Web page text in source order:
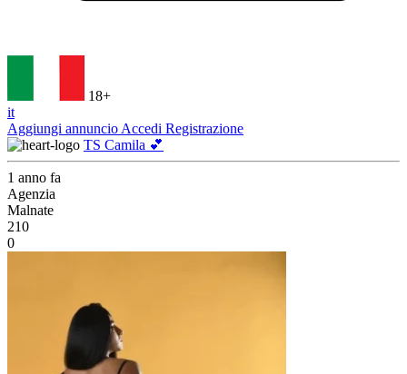
18+
it
Aggiungi annuncio Accedi Registrazione
TS Camila 💕
1 anno fa
Agenzia
Malnate
210
0